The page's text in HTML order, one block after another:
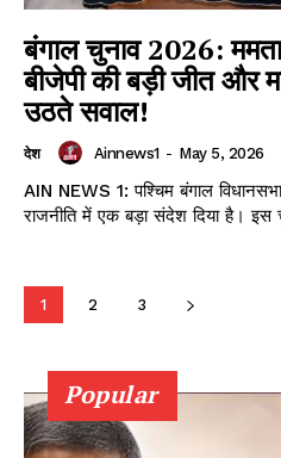
NEWS
बंगाल चुनाव 2026:
बीजेपी की बड़ी जीत और
उठते सवाल!
देश Ainnews1 - May 5, 2026
AIN NEWS 1: पश्चिम बंगाल
राजनीति में एक बड़ा संदेश दिया है। इस
1 2 3
Popular